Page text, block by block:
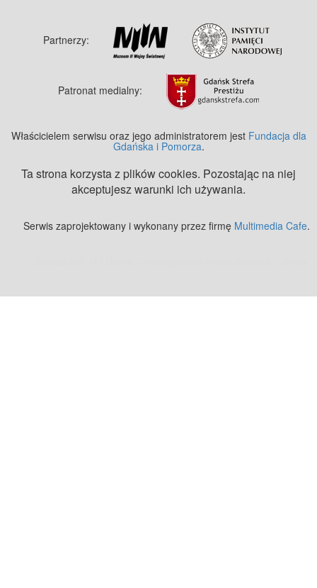
Partnerzy:
Patronat medialny:
Właścicielem serwisu oraz jego administratorem jest Fundacja dla
Gdańska i Pomorza.
Ta strona korzysta z plików cookies. Pozostając na niej
akceptujesz warunki ich używania.
Serwis zaprojektowany i wykonany przez firmę Multimedia Cafe.